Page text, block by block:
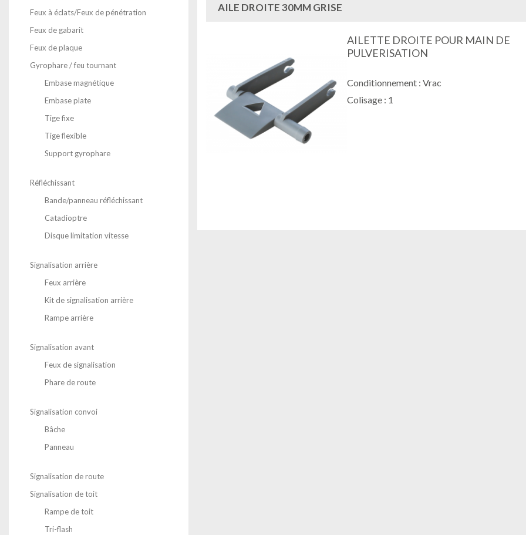
Feux à éclats/Feux de pénétration
Feux de gabarit
Feux de plaque
Gyrophare / feu tournant
Embase magnétique
Embase plate
Tige fixe
Tige flexible
Support gyrophare
Réfléchissant
Bande/panneau réfléchissant
Catadioptre
Disque limitation vitesse
Signalisation arrière
Feux arrière
Kit de signalisation arrière
Rampe arrière
Signalisation avant
Feux de signalisation
Phare de route
Signalisation convoi
Bâche
Panneau
Signalisation de route
Signalisation de toit
Rampe de toit
Tri-flash
AILE DROITE 30MM GRISE
AILETTE DROITE POUR MAIN DE
PULVERISATION
Conditionnement : Vrac
Colisage : 1